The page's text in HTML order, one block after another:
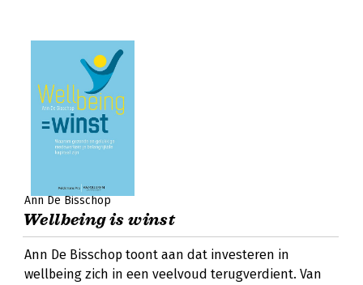
Ann De Bisschop
Wellbeing is winst
Ann De Bisschop toont aan dat investeren in
wellbeing zich in een veelvoud terugverdient. Van